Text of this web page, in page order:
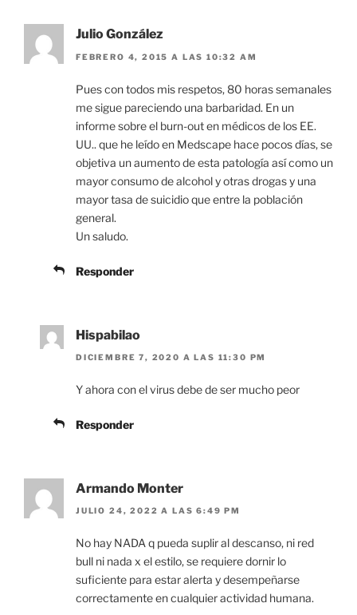
Julio González
FEBRERO 4, 2015 A LAS 10:32 AM
Pues con todos mis respetos, 80 horas semanales
me sigue pareciendo una barbaridad. En un
informe sobre el burn-out en médicos de los EE.
UU.. que he leído en Medscape hace pocos días, se
objetiva un aumento de esta patología así como un
mayor consumo de alcohol y otras drogas y una
mayor tasa de suicidio que entre la población
general.
Un saludo.
Responder
Hispabilao
DICIEMBRE 7, 2020 A LAS 11:30 PM
Y ahora con el virus debe de ser mucho peor
Responder
Armando Monter
JULIO 24, 2022 A LAS 6:49 PM
No hay NADA q pueda suplir al descanso, ni red
bull ni nada x el estilo, se requiere dornir lo
suficiente para estar alerta y desempeñarse
correctamente en cualquier actividad humana.